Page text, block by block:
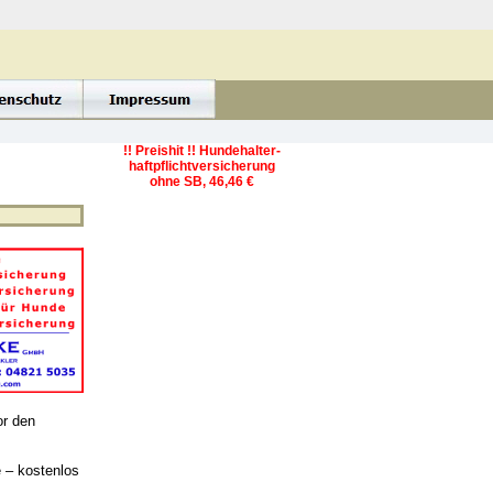
den
– kostenlos
!! Preishit !! Hundehalter-
haftpflichtversicherung
ohne SB, 46,46 €